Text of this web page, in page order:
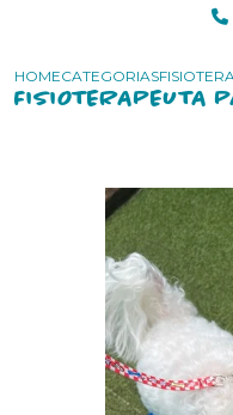
HOMECATEGORIAS
FISIOTERAPEUTA